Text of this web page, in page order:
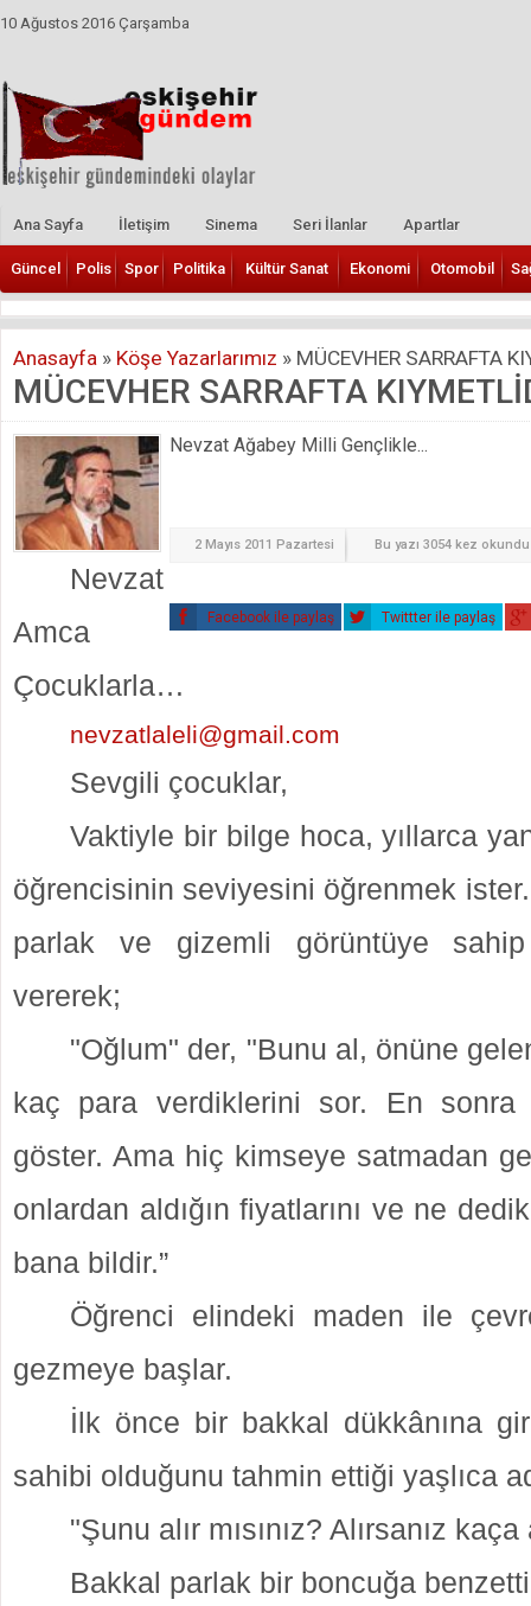
10 Ağustos 2016 Çarşamba
Ana Sayfa İletişim Sinema Seri İlanlar Apartlar
Güncel Polis Spor Politika Kültür Sanat Ekonomi Otomobil
Anasayfa » Köşe Yazarlarımız » MÜCEVHER SARRAFTA
MÜCEVHER SARRAFTA
Nevzat Ağabey Milli Gençlikle...
2 Mayıs 2011 Pazartesi Bu yazı 3054 kez okundu
Facebook ile paylaş Twittter ile paylaş
Nevzat
Amca
Çocuklarla…
nevzatlaleli@gmail.com
Sevgili çocuklar,
Vaktiyle bir bilge hoca, yıllarca
öğrencisinin seviyesini öğrenmek
parlak ve gizemli görüntüye sahip
vererek;
"Oğlum" der, "Bunu al, önüne
kaç
para verdiklerini sor. En sonra
göster. Ama hiç kimseye satmadan
onlardan aldığın fiyatlarını ve ne
bana bildir.”
Öğrenci elindeki maden ile
gezmeye başlar.
İlk önce bir bakkal dükkânına
sahibi olduğunu tahmin ettiği yaşlıca
"Şunu alır mısınız? Alırsanız kaça
Bakkal parlak bir boncuğa